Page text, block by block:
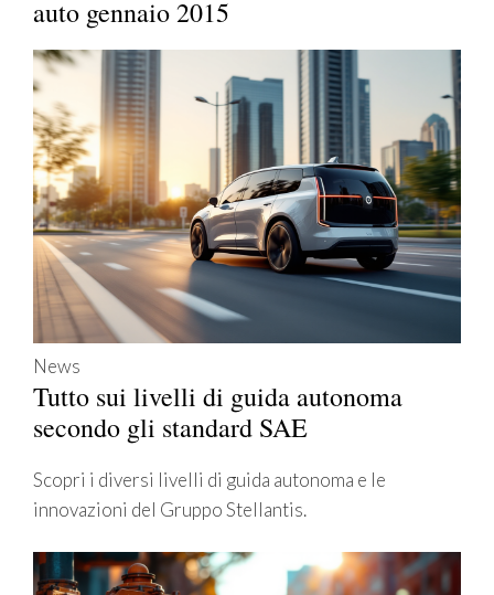
auto gennaio 2015
News
Tutto sui livelli di guida autonoma
secondo gli standard SAE
Scopri i diversi livelli di guida autonoma e le
innovazioni del Gruppo Stellantis.